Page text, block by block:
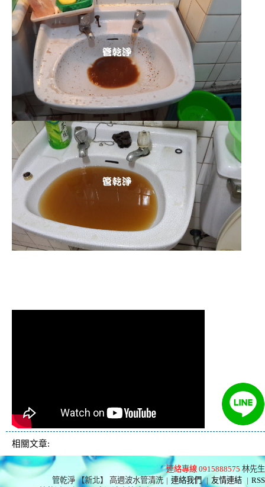
相關文章:
連絡專線 0915888575 林先生
管乾淨 【新北】 高週波水管清洗 | 連絡我們 | 友情連結 | RSS